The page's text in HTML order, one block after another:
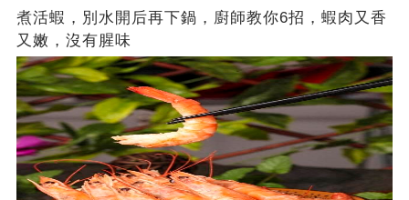
煮活蝦，別水開后再下鍋，廚師教你6招，蝦肉又香
又嫩，沒有腥味